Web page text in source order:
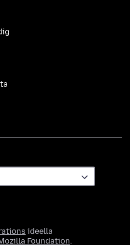
ideella
Foundation.